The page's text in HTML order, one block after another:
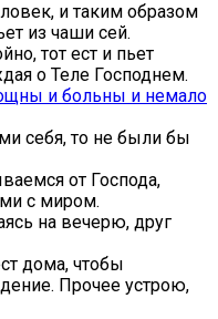
и таким образом
из чаши сей.
тот ест и пьет
о Теле Господнем.
и больны и немало
себя, то не были бы
от Господа,
с миром.
на вечерю, друг
дома, чтобы
Прочее устрою,